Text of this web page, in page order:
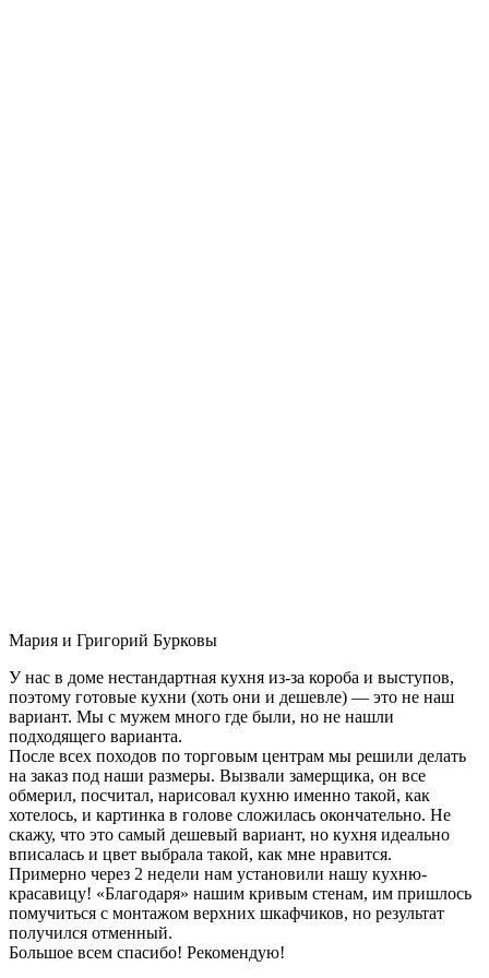
Мария и Григорий Бурковы
У нас в доме нестандартная кухня из-за короба и выступов,
поэтому готовые кухни (хоть они и дешевле) — это не наш
вариант. Мы с мужем много где были, но не нашли
подходящего варианта.
После всех походов по торговым центрам мы решили делать
на заказ под наши размеры. Вызвали замерщика, он все
обмерил, посчитал, нарисовал кухню именно такой, как
хотелось, и картинка в голове сложилась окончательно. Не
скажу, что это самый дешевый вариант, но кухня идеально
вписалась и цвет выбрала такой, как мне нравится.
Примерно через 2 недели нам установили нашу кухню-
красавицу! «Благодаря» нашим кривым стенам, им пришлось
помучиться с монтажом верхних шкафчиков, но результат
получился отменный.
Большое всем спасибо! Рекомендую!